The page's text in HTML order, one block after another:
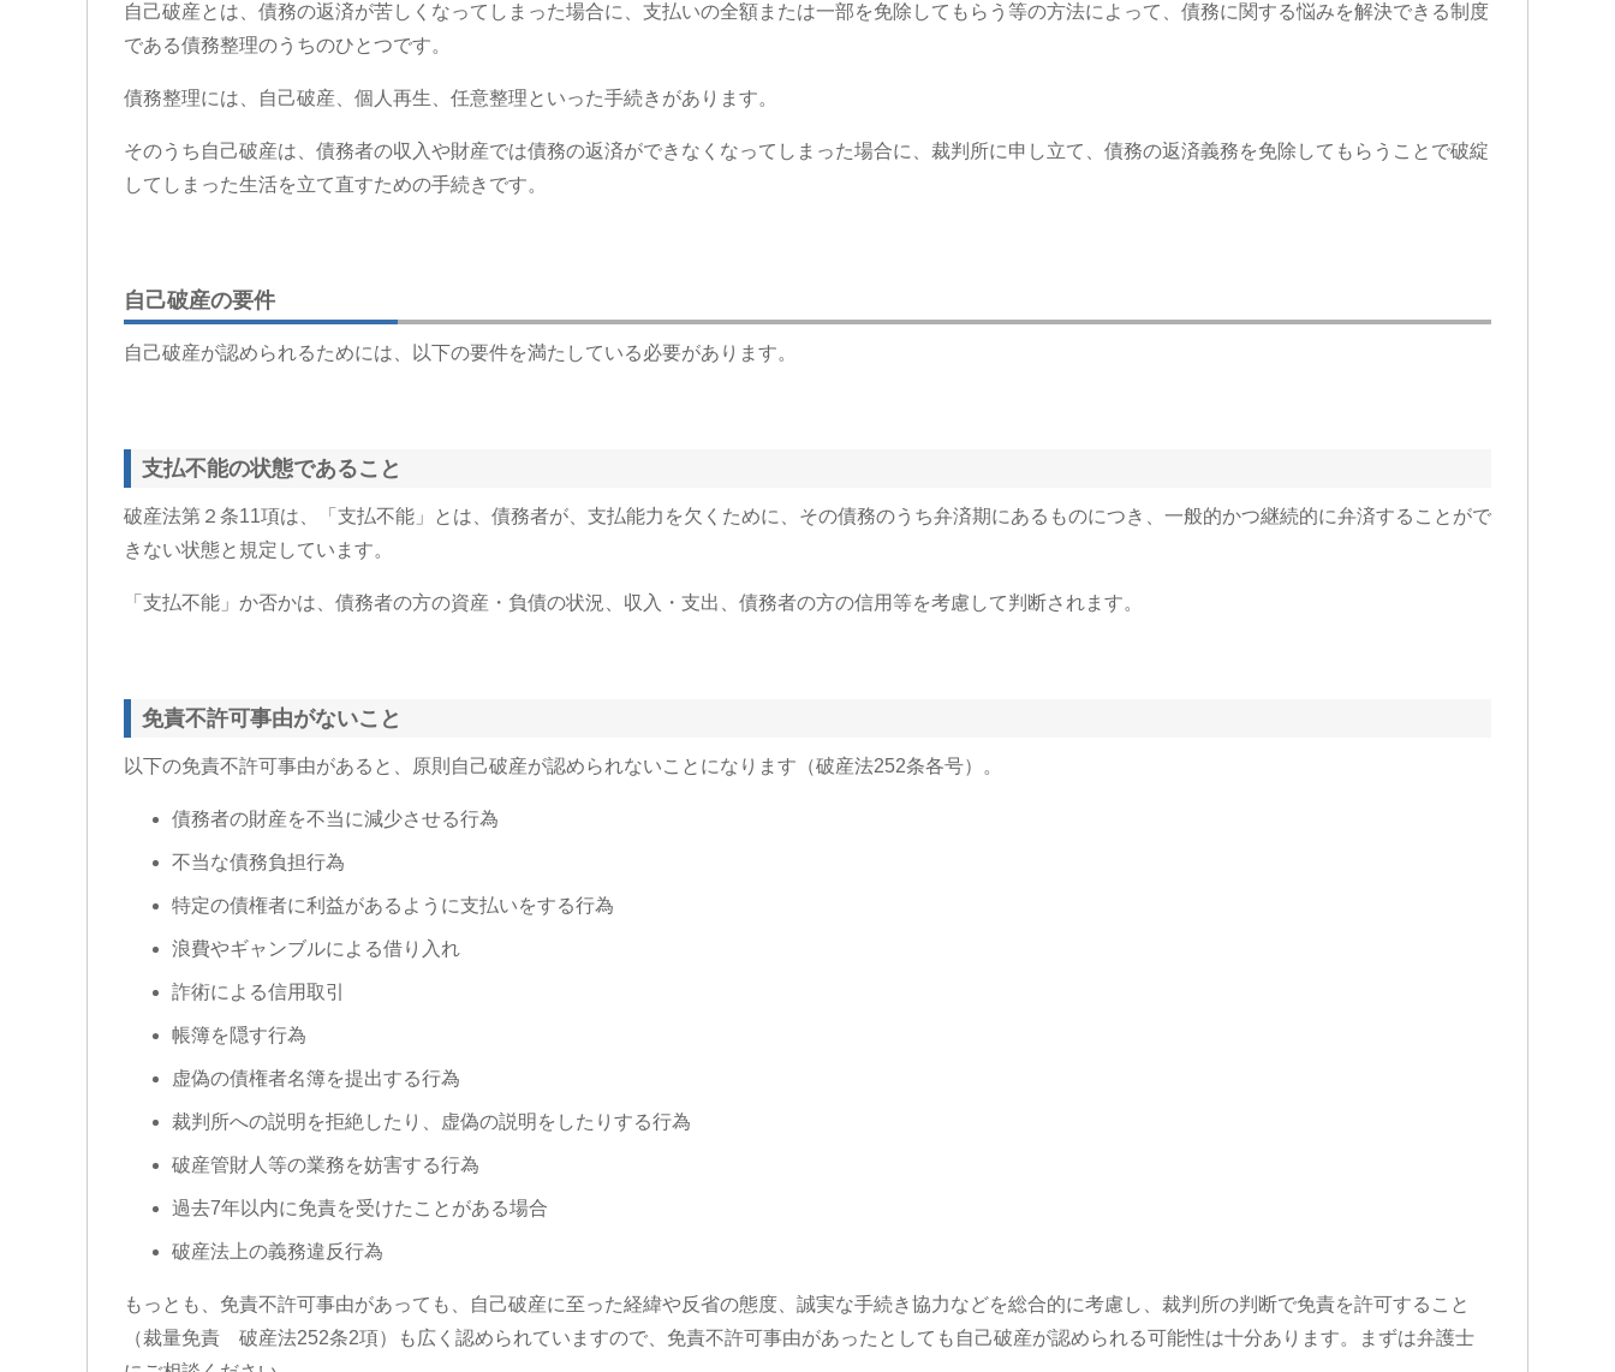
自己破産とは、債務の返済が苦しくなってしまった場合に、支払いの全額または一部を免除してもらう等の方法によって、債務に関する悩みを解決できる制度
である債務整理のうちのひとつです。
債務整理には、自己破産、個人再生、任意整理といった手続きがあります。
そのうち自己破産は、債務者の収入や財産では債務の返済ができなくなってしまった場合に、裁判所に申し立て、債務の返済義務を免除してもらうことで破綻
してしまった生活を立て直すための手続きです。
自己破産の要件
自己破産が認められるためには、以下の要件を満たしている必要があります。
支払不能の状態であること
破産法第２条11項は、「支払不能」とは、債務者が、支払能力を欠くために、その債務のうち弁済期にあるものにつき、一般的かつ継続的に弁済することがで
きない状態と規定しています。
「支払不能」か否かは、債務者の方の資産・負債の状況、収入・支出、債務者の方の信用等を考慮して判断されます。
免責不許可事由がないこと
以下の免責不許可事由があると、原則自己破産が認められないことになります（破産法252条各号）。
債務者の財産を不当に減少させる行為
不当な債務負担行為
特定の債権者に利益があるように支払いをする行為
浪費やギャンブルによる借り入れ
詐術による信用取引
帳簿を隠す行為
虚偽の債権者名簿を提出する行為
裁判所への説明を拒絶したり、虚偽の説明をしたりする行為
破産管財人等の業務を妨害する行為
過去7年以内に免責を受けたことがある場合
破産法上の義務違反行為
もっとも、免責不許可事由があっても、自己破産に至った経緯や反省の態度、誠実な手続き協力などを総合的に考慮し、裁判所の判断で免責を許可すること
（裁量免責 破産法252条2項）も広く認められていますので、免責不許可事由があったとしても自己破産が認められる可能性は十分あります。まずは弁護士